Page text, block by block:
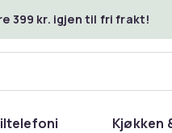
399 kr. igjen til fri frakt!
Kjøkken